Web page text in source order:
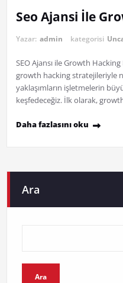
Seo Ajansi İle
Yazar: admin kategorisi
SEO Ajansı ile Growth
growth hacking stratejileriyle
yaklaşımların işletmelerin
keşfedeceğiz. İlk olarak,
Daha fazlasını oku
Ara
Ara